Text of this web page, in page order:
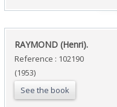
‎RAYMOND (Henri).‎
Reference : 102190
(1953)
See the book